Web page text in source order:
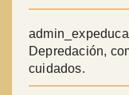
admin_expeduca
Depredación,
cuidados.